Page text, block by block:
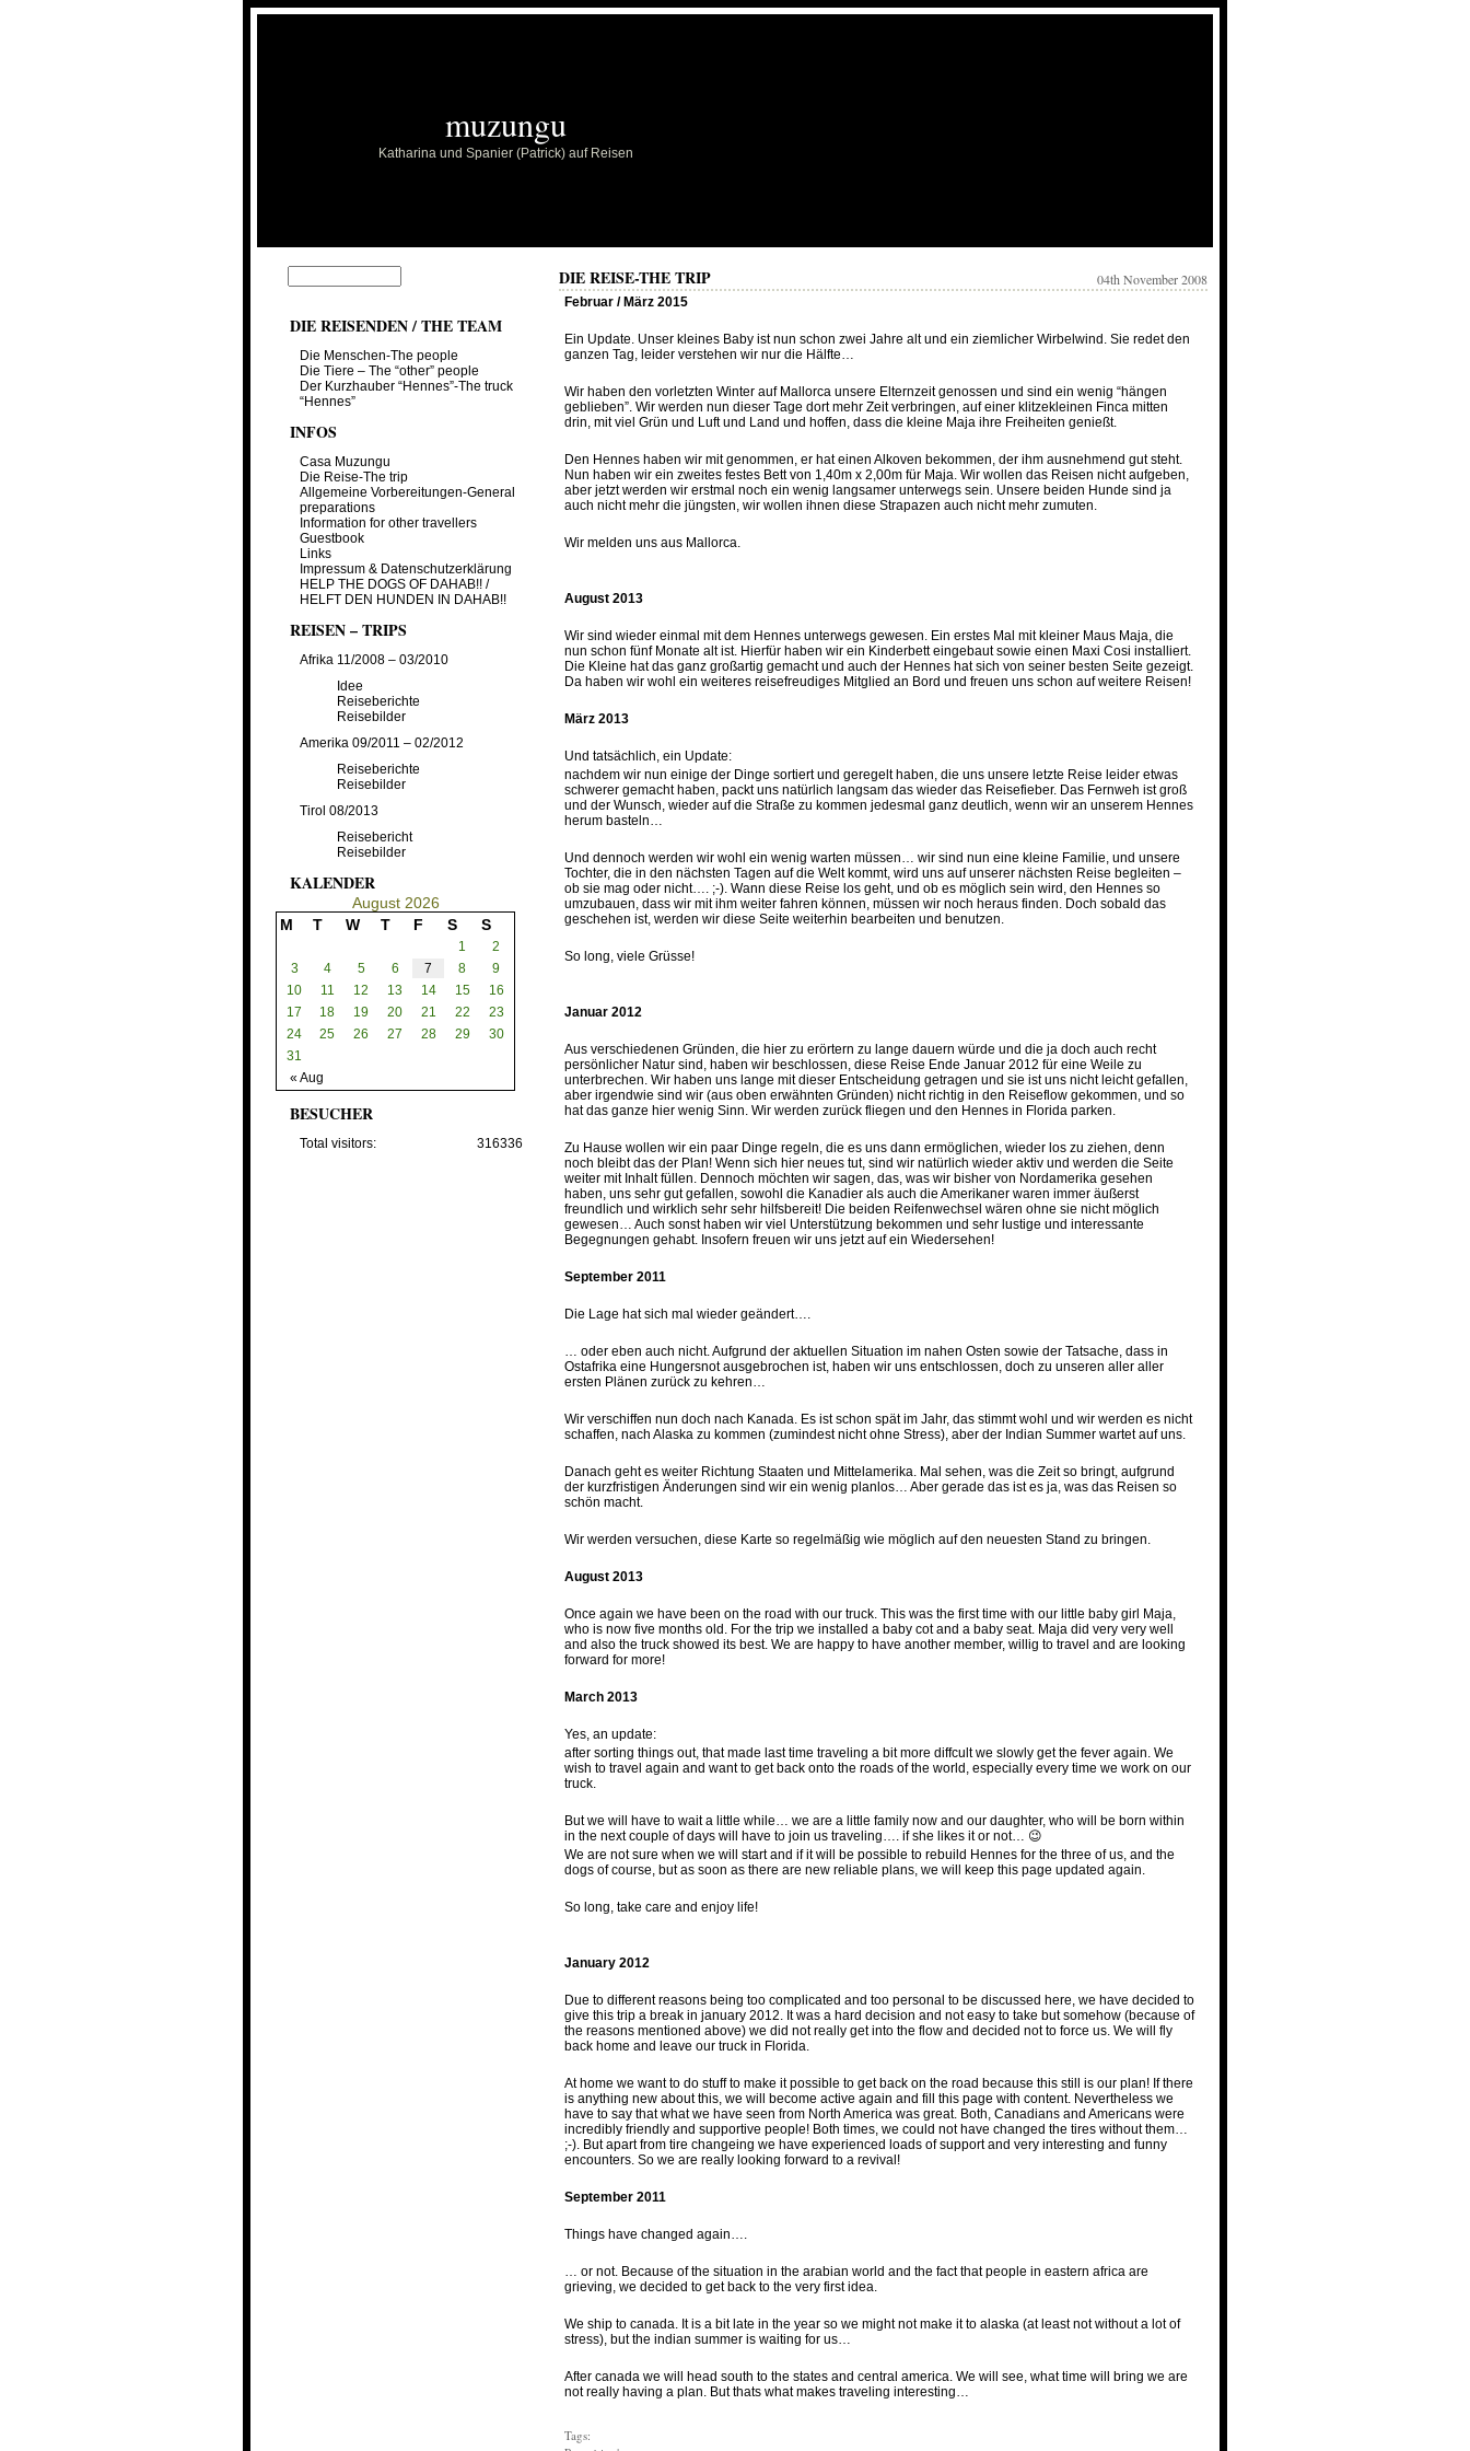
muzungu
Katharina und Spanier (Patrick) auf Reisen
DIE REISENDEN / THE TEAM
Die Menschen-The people
Die Tiere – The “other” people
Der Kurzhauber “Hennes”-The truck
“Hennes”
INFOS
Casa Muzungu
Die Reise-The trip
Allgemeine Vorbereitungen-General
preparations
Information for other travellers
Guestbook
Links
Impressum & Datenschutzerklärung
HELP THE DOGS OF DAHAB!! /
HELFT DEN HUNDEN IN DAHAB!!
REISEN – TRIPS
Afrika 11/2008 – 03/2010
Idee
Reiseberichte
Reisebilder
Amerika 09/2011 – 02/2012
Reiseberichte
Reisebilder
Tirol 08/2013
Reisebericht
Reisebilder
KALENDER
August 2026
M
T W T F S S
« Aug
1
2
3
4 5 6 7 8
9
10
11 12 13 14 15
16
17
18 19 20 21 22
23
24
25 26 27 28 29
30
31
BESUCHER
316336
Total visitors:
DIE REISE-THE TRIP 04th November 2008
Februar / März 2015
Ein Update. Unser kleines Baby ist nun schon zwei Jahre alt und ein ziemlicher Wirbelwind. Sie redet den
ganzen Tag, leider verstehen wir nur die Hälfte…
Wir haben den vorletzten Winter auf Mallorca unsere Elternzeit genossen und sind ein wenig “hängen
geblieben”. Wir werden nun dieser Tage dort mehr Zeit verbringen, auf einer klitzekleinen Finca mitten
drin, mit viel Grün und Luft und Land und hoffen, dass die kleine Maja ihre Freiheiten genießt.
Den Hennes haben wir mit genommen, er hat einen Alkoven bekommen, der ihm ausnehmend gut steht.
Nun haben wir ein zweites festes Bett von 1,40m x 2,00m für Maja. Wir wollen das Reisen nicht aufgeben,
aber jetzt werden wir erstmal noch ein wenig langsamer unterwegs sein. Unsere beiden Hunde sind ja
auch nicht mehr die jüngsten, wir wollen ihnen diese Strapazen auch nicht mehr zumuten.
Wir melden uns aus Mallorca.
August 2013
Wir sind wieder einmal mit dem Hennes unterwegs gewesen. Ein erstes Mal mit kleiner Maus Maja, die
nun schon fünf Monate alt ist. Hierfür haben wir ein Kinderbett eingebaut sowie einen Maxi Cosi installiert.
Die Kleine hat das ganz großartig gemacht und auch der Hennes hat sich von seiner besten Seite gezeigt.
Da haben wir wohl ein weiteres reisefreudiges Mitglied an Bord und freuen uns schon auf weitere Reisen!
März 2013
Und tatsächlich, ein Update:
nachdem wir nun einige der Dinge sortiert und geregelt haben, die uns unsere letzte Reise leider etwas
schwerer gemacht haben, packt uns natürlich langsam das wieder das Reisefieber. Das Fernweh ist groß
und der Wunsch, wieder auf die Straße zu kommen jedesmal ganz deutlich, wenn wir an unserem Hennes
herum basteln…
Und dennoch werden wir wohl ein wenig warten müssen… wir sind nun eine kleine Familie, und unsere
Tochter, die in den nächsten Tagen auf die Welt kommt, wird uns auf unserer nächsten Reise begleiten –
ob sie mag oder nicht…. ;-). Wann diese Reise los geht, und ob es möglich sein wird, den Hennes so
umzubauen, dass wir mit ihm weiter fahren können, müssen wir noch heraus finden. Doch sobald das
geschehen ist, werden wir diese Seite weiterhin bearbeiten und benutzen.
So long, viele Grüsse!
Januar 2012
Aus verschiedenen Gründen, die hier zu erörtern zu lange dauern würde und die ja doch auch recht
persönlicher Natur sind, haben wir beschlossen, diese Reise Ende Januar 2012 für eine Weile zu
unterbrechen. Wir haben uns lange mit dieser Entscheidung getragen und sie ist uns nicht leicht gefallen,
aber irgendwie sind wir (aus oben erwähnten Gründen) nicht richtig in den Reiseflow gekommen, und so
hat das ganze hier wenig Sinn. Wir werden zurück fliegen und den Hennes in Florida parken.
Zu Hause wollen wir ein paar Dinge regeln, die es uns dann ermöglichen, wieder los zu ziehen, denn
noch bleibt das der Plan! Wenn sich hier neues tut, sind wir natürlich wieder aktiv und werden die Seite
weiter mit Inhalt füllen. Dennoch möchten wir sagen, das, was wir bisher von Nordamerika gesehen
haben, uns sehr gut gefallen, sowohl die Kanadier als auch die Amerikaner waren immer äußerst
freundlich und wirklich sehr sehr hilfsbereit! Die beiden Reifenwechsel wären ohne sie nicht möglich
gewesen… Auch sonst haben wir viel Unterstützung bekommen und sehr lustige und interessante
Begegnungen gehabt. Insofern freuen wir uns jetzt auf ein Wiedersehen!
September 2011
Die Lage hat sich mal wieder geändert….
… oder eben auch nicht. Aufgrund der aktuellen Situation im nahen Osten sowie der Tatsache, dass in
Ostafrika eine Hungersnot ausgebrochen ist, haben wir uns entschlossen, doch zu unseren aller aller
ersten Plänen zurück zu kehren…
Wir verschiffen nun doch nach Kanada. Es ist schon spät im Jahr, das stimmt wohl und wir werden es nicht
schaffen, nach Alaska zu kommen (zumindest nicht ohne Stress), aber der Indian Summer wartet auf uns.
Danach geht es weiter Richtung Staaten und Mittelamerika. Mal sehen, was die Zeit so bringt, aufgrund
der kurzfristigen Änderungen sind wir ein wenig planlos… Aber gerade das ist es ja, was das Reisen so
schön macht.
Wir werden versuchen, diese Karte so regelmäßig wie möglich auf den neuesten Stand zu bringen.
August 2013
Once again we have been on the road with our truck. This was the first time with our little baby girl Maja,
who is now five months old. For the trip we installed a baby cot and a baby seat. Maja did very very well
and also the truck showed its best. We are happy to have another member, willig to travel and are looking
forward for more!
March 2013
Yes, an update:
after sorting things out, that made last time traveling a bit more diffcult we slowly get the fever again. We
wish to travel again and want to get back onto the roads of the world, especially every time we work on our
truck.
But we will have to wait a little while… we are a little family now and our daughter, who will be born within
in the next couple of days will have to join us traveling…. if she likes it or not… 😉
We are not sure when we will start and if it will be possible to rebuild Hennes for the three of us, and the
dogs of course, but as soon as there are new reliable plans, we will keep this page updated again.
So long, take care and enjoy life!
January 2012
Due to different reasons being too complicated and too personal to be discussed here, we have decided to
give this trip a break in january 2012. It was a hard decision and not easy to take but somehow (because of
the reasons mentioned above) we did not really get into the flow and decided not to force us. We will fly
back home and leave our truck in Florida.
At home we want to do stuff to make it possible to get back on the road because this still is our plan! If there
is anything new about this, we will become active again and fill this page with content. Nevertheless we
have to say that what we have seen from North America was great. Both, Canadians and Americans were
incredibly friendly and supportive people! Both times, we could not have changed the tires without them…
;-). But apart from tire changeing we have experienced loads of support and very interesting and funny
encounters. So we are really looking forward to a revival!
September 2011
Things have changed again….
… or not. Because of the situation in the arabian world and the fact that people in eastern africa are
grieving, we decided to get back to the very first idea.
We ship to canada. It is a bit late in the year so we might not make it to alaska (at least not without a lot of
stress), but the indian summer is waiting for us…
After canada we will head south to the states and central america. We will see, what time will bring we are
not really having a plan. But thats what makes traveling interesting…
Tags: